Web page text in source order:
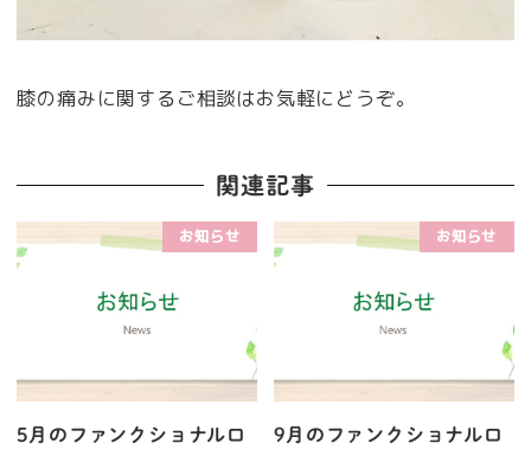
膝の痛みに関するご相談はお気軽にどうぞ。
関連記事
お知らせ
5月のファンクショナルロ
お知らせ
9月のファンクショナルロ